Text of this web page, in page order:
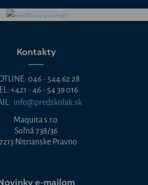
Kontakty
046 - 544 62 28
+421 - 46 - 54 39 016
info@predskolak.sk
Maquita s.r.o.
Soľná 738/36
Nitrianske Pravno
e-mailom